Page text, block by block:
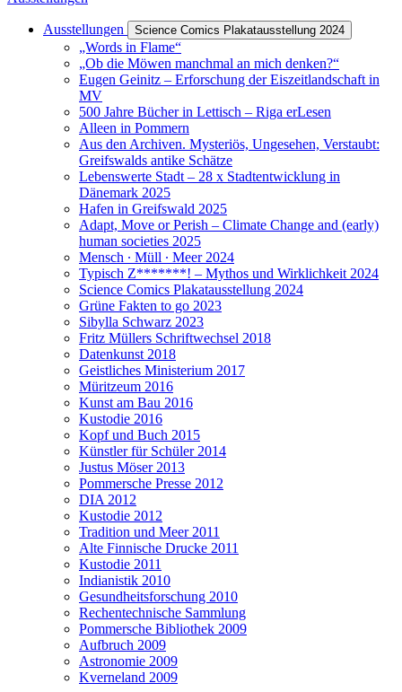
Ausstellungen Science Comics Plakatausstellung 2024
„Words in Flame“
„Ob die Möwen manchmal an mich denken?“
Eugen Geinitz – Erforschung der Eiszeitlandschaft in
MV
500 Jahre Bücher in Lettisch – Riga erLesen
Alleen in Pommern
Aus den Archiven. Mysteriös, Ungesehen, Verstaubt:
Greifswalds antike Schätze
Lebenswerte Stadt – 28 x Stadtentwicklung in
Dänemark 2025
Hafen in Greifswald 2025
Adapt, Move or Perish – Climate Change and (early)
human societies 2025
Mensch ∙ Müll ∙ Meer 2024
Typisch Z*******! – Mythos und Wirklichkeit 2024
Science Comics Plakatausstellung 2024
Grüne Fakten to go 2023
Sibylla Schwarz 2023
Fritz Müllers Schriftwechsel 2018
Datenkunst 2018
Geistliches Ministerium 2017
Müritzeum 2016
Kunst am Bau 2016
Kustodie 2016
Kopf und Buch 2015
Künstler für Schüler 2014
Justus Möser 2013
Pommersche Presse 2012
DIA 2012
Kustodie 2012
Tradition und Meer 2011
Alte Finnische Drucke 2011
Kustodie 2011
Indianistik 2010
Gesundheitsforschung 2010
Rechentechnische Sammlung
Pommersche Bibliothek 2009
Aufbruch 2009
Astronomie 2009
Kverneland 2009